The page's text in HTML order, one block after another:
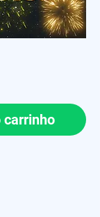
carrinho